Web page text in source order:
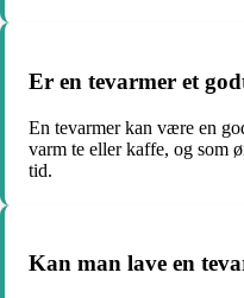
Er en tevarmer et
En tevarmer kan være en
varm te eller kaffe, og som
tid.
Kan man lave en